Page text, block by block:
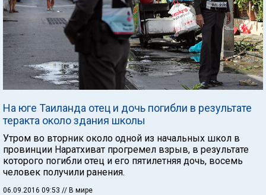
На юге Таиланда отец и дочь погибли в результате
теракта около здания школы
Утром во вторник около одной из начальных школ в
провинции Наратхиват прогремел взрыв, в результате
которого погибли отец и его пятилетняя дочь, восемь
человек получили ранения.
06.09.2016 09:53 // В мире